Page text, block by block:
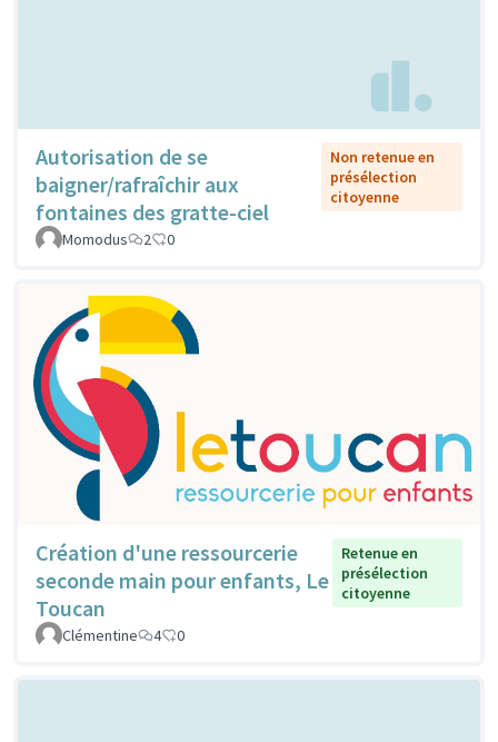
Autorisation de se
baigner/rafraîchir aux
fontaines des gratte-ciel
Non retenue en
présélection
citoyenne
Momodus 2 0
Création d'une ressourcerie
seconde main pour enfants, Le
Toucan
Retenue en
présélection
citoyenne
Clémentine 4 0